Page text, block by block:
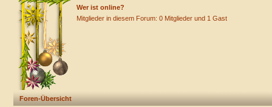
Wer ist online?
Mitglieder in diesem Forum: 0 Mitglieder und 1 Gast
Foren-Übersicht